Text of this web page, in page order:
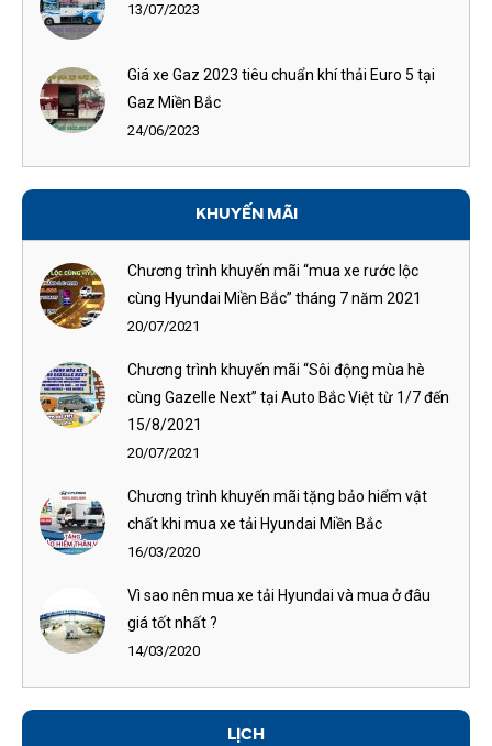
13/07/2023
Giá xe Gaz 2023 tiêu chuẩn khí thải Euro 5 tại
Gaz Miền Bắc
24/06/2023
KHUYẾN MÃI
Chương trình khuyến mãi “mua xe rước lộc
cùng Hyundai Miền Bắc” tháng 7 năm 2021
20/07/2021
Chương trình khuyến mãi “Sôi động mùa hè
cùng Gazelle Next” tại Auto Bắc Việt từ 1/7 đến
15/8/2021
20/07/2021
Chương trình khuyến mãi tặng bảo hiểm vật
chất khi mua xe tải Hyundai Miền Bắc
16/03/2020
Vì sao nên mua xe tải Hyundai và mua ở đâu
giá tốt nhất ?
14/03/2020
LỊCH